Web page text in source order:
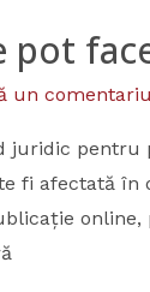
pot
un comentariu
juridic pentru
fi afectată în
online,